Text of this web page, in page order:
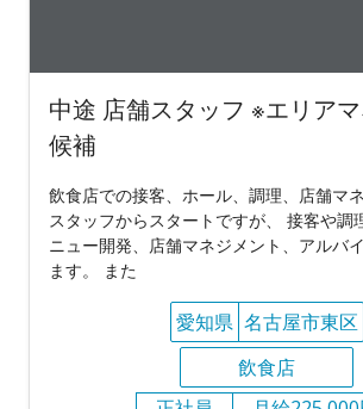
中途 店舗スタッフ ※エリア
候補
飲食店での接客、ホール、調理、店舗マ
スタッフからスタートですが、 接客や調
ニュー開発、店舗マネジメント、アルバ
ます。 また
愛知県 名古屋市東区
飲食店